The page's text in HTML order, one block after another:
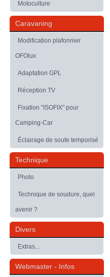
Motoculture
Caravaning
Modification plafonnier
OFOlux
Adaptation GPL
Réception TV
Fixation "ISOFIX" pour
Camping-Car
Éclairage de soute temporisé
Technique
Photo
Technique de soudure, quel
avenir ?
Divers
Extras...
Webmaster - Infos